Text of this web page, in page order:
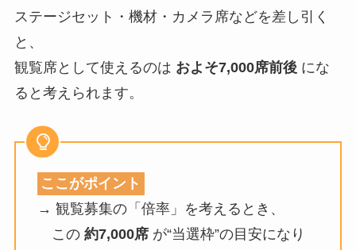
ステージセット・機材・カメラ席などを差し引く
と、
観覧席として使えるのは およそ7,000席前後にな
ると考えられます。
ここがポイント
→ 観覧募集の「倍率」を考えるとき、
この 約7,000席が“当選枠”の目安になり